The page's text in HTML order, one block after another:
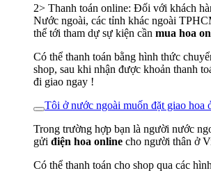
2> Thanh toán online: Đối với khách
Nước ngoài, các tỉnh khác ngoài
thể tới tham dự sự kiện cần mua hoa
Có thể thanh toán bằng hình thức
shop, sau khi nhận được khoản thanh
đi giao ngay !
Tôi ở nước ngoài muốn đặt giao hoa
Trong trường hợp bạn là người nước
gửi điện hoa online cho người thân ở
Có thể thanh toán cho shop qua các